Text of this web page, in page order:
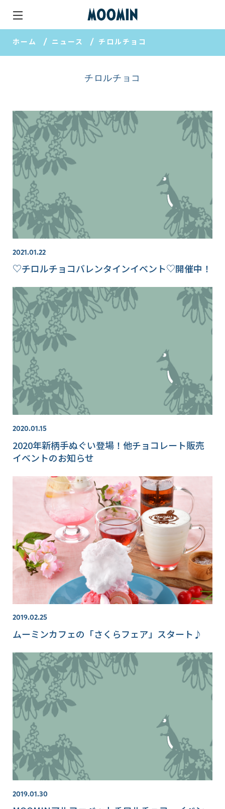
ホーム ニュース チロルチョコ
チロルチョコ
2021.01.22
♡チロルチョコバレンタインイベント♡開催中！
2020.01.15
2020年新柄手ぬぐい登場！他チョコレート販売
イベントのお知らせ
2019.02.25
ムーミンカフェの「さくらフェア」スタート♪
2019.01.30